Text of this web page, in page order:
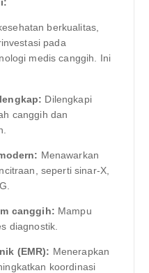
berkualitas,
pada
medis canggih. Ini
Dilengkapi
canggih dan
Menawarkan
seperti sinar-X,
canggih: Mampu
diagnostik.
(EMR): Menerapkan
koordinasi